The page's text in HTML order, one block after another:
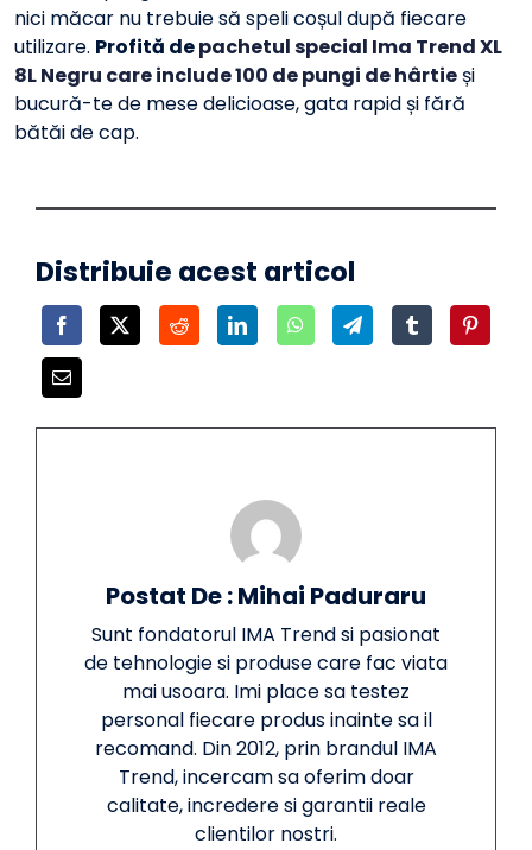
nici măcar nu trebuie să speli coșul după fiecare
utilizare. Profită depachetul special Ima Trend XL
8L Negru care include 100 de pungi de hârtieși
bucură-te de mese delicioase, gata rapid și fără
bătăi de cap.
Distribuie acest articol
Postat De : Mihai Paduraru
Sunt fondatorul IMA Trend si pasionat
de tehnologie si produse care fac viata
mai usoara. Imi place sa testez
personal fiecare produs inainte sa il
recomand. Din 2012, prin brandul IMA
Trend, incercam sa oferim doar
calitate, incredere si garantii reale
clientilor nostri.